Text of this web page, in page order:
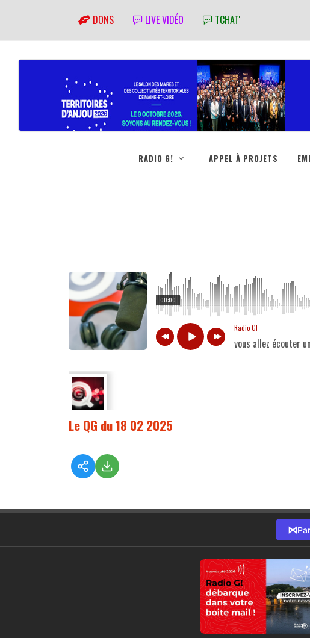
DONS LIVE VIDÉO TCHAT'
RADIO G! APPEL À PROJETS
00:00
Radio G!
vous allez écouter
Le QG du 18 02 2025
⋈